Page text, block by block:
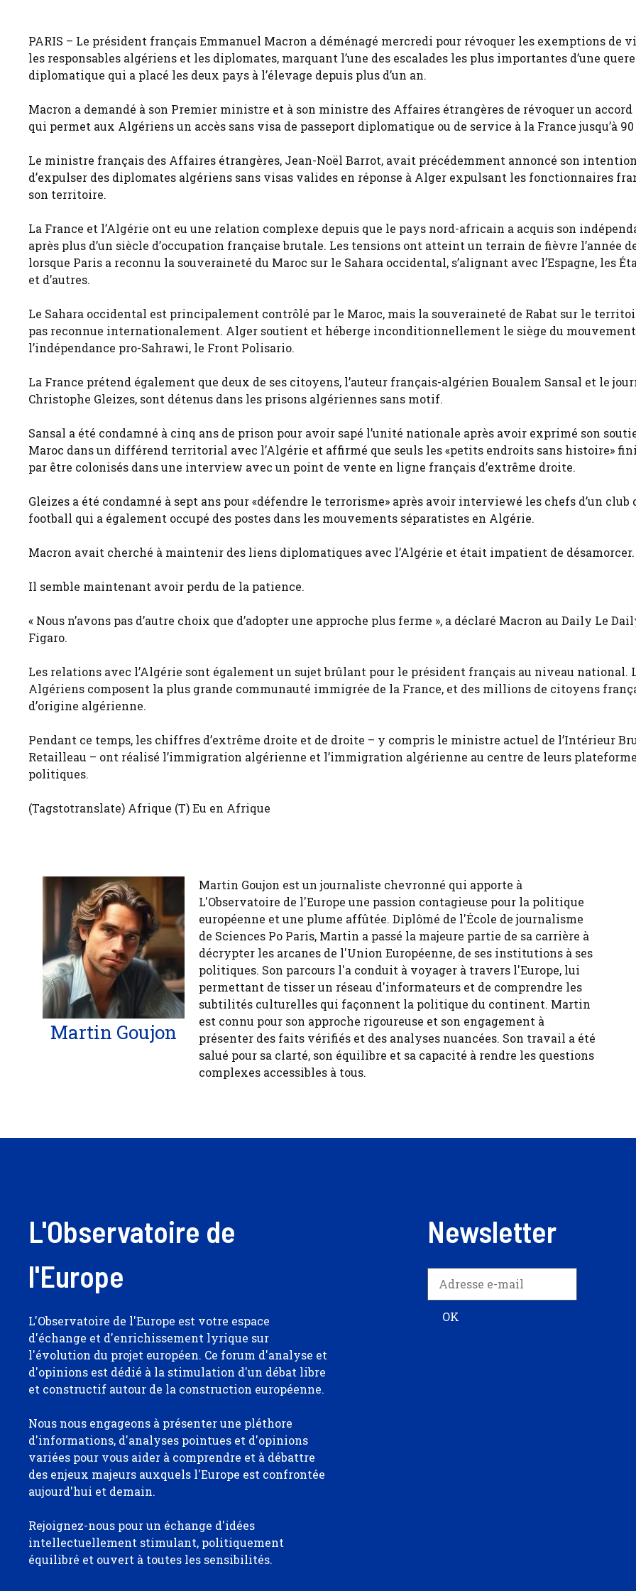
PARIS – Le président français Emmanuel Macron a déménagé mercredi pour révoquer les exemptions de
les responsables algériens et les diplomates, marquant l’une des escalades les plus importantes d’une
diplomatique qui a placé les deux pays à l’élevage depuis plus d’un an.
Macron a demandé à son Premier ministre et à son ministre des Affaires étrangères de révoquer un accord
qui permet aux Algériens un accès sans visa de passeport diplomatique ou de service à la France jusqu’à 90
Le ministre français des Affaires étrangères, Jean-Noël Barrot, avait précédemment annoncé son intention
d’expulser des diplomates algériens sans visas valides en réponse à Alger expulsant les fonctionnaires
son territoire.
La France et l’Algérie ont eu une relation complexe depuis que le pays nord-africain a acquis son
après plus d’un siècle d’occupation française brutale. Les tensions ont atteint un terrain de fièvre l’année
lorsque Paris a reconnu la souveraineté du Maroc sur le Sahara occidental, s’alignant avec l’Espagne, les
et d’autres.
Le Sahara occidental est principalement contrôlé par le Maroc, mais la souveraineté de Rabat sur le
pas reconnue internationalement. Alger soutient et héberge inconditionnellement le siège du
l’indépendance pro-Sahrawi, le Front Polisario.
La France prétend également que deux de ses citoyens, l’auteur français-algérien Boualem Sansal et le
Christophe Gleizes, sont détenus dans les prisons algériennes sans motif.
Sansal a été condamné à cinq ans de prison pour avoir sapé l’unité nationale après avoir exprimé son
Maroc dans un différend territorial avec l’Algérie et affirmé que seuls les «petits endroits sans histoire»
par être colonisés dans une interview avec un point de vente en ligne français d’extrême droite.
Gleizes a été condamné à sept ans pour «défendre le terrorisme» après avoir interviewé les chefs d’un club
football qui a également occupé des postes dans les mouvements séparatistes en Algérie.
Macron avait cherché à maintenir des liens diplomatiques avec l’Algérie et était impatient de désamorcer.
Il semble maintenant avoir perdu de la patience.
« Nous n’avons pas d’autre choix que d’adopter une approche plus ferme », a déclaré Macron au Daily Le
Figaro.
Les relations avec l’Algérie sont également un sujet brûlant pour le président français au niveau national.
Algériens composent la plus grande communauté immigrée de la France, et des millions de citoyens
d’origine algérienne.
Pendant ce temps, les chiffres d’extrême droite et de droite – y compris le ministre actuel de l’Intérieur
Retailleau – ont réalisé l’immigration algérienne et l’immigration algérienne au centre de leurs
politiques.
(Tagstotranslate) Afrique (T) Eu en Afrique
Martin Goujon
Martin Goujon est un journaliste chevronné qui apporte à
L'Observatoire de l'Europe une passion contagieuse pour la politique
européenne et une plume affûtée. Diplômé de l'École de journalisme
de Sciences Po Paris, Martin a passé la majeure partie de sa carrière à
décrypter les arcanes de l'Union Européenne, de ses institutions à ses
politiques. Son parcours l'a conduit à voyager à travers l'Europe, lui
permettant de tisser un réseau d'informateurs et de comprendre les
subtilités culturelles qui façonnent la politique du continent. Martin
est connu pour son approche rigoureuse et son engagement à
présenter des faits vérifiés et des analyses nuancées. Son travail a été
salué pour sa clarté, son équilibre et sa capacité à rendre les questions
complexes accessibles à tous.
L'Observatoire de
l'Europe
L'Observatoire de l'Europe est votre espace
d'échange et d'enrichissement lyrique sur
l'évolution du projet européen. Ce forum d'analyse et
d'opinions est dédié à la stimulation d'un débat libre
et constructif autour de la construction européenne.
Nous nous engageons à présenter une pléthore
d'informations, d'analyses pointues et d'opinions
variées pour vous aider à comprendre et à débattre
des enjeux majeurs auxquels l'Europe est confrontée
aujourd'hui et demain.
Rejoignez-nous pour un échange d'idées
intellectuellement stimulant, politiquement
équilibré et ouvert à toutes les sensibilités.
Newsletter